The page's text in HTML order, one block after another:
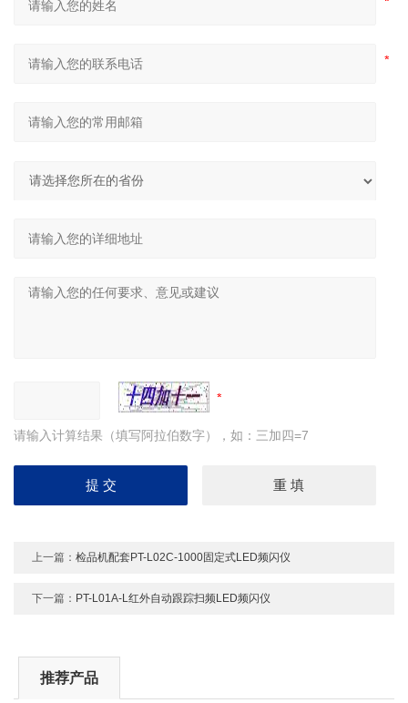
请输入计算结果（填写阿拉伯数字），如：三加四=7
上一篇：检品机配套PT-L02C-1000固定式LED频闪仪
下一篇： PT-L01A-L红外自动跟踪扫频LED频闪仪
推荐产品